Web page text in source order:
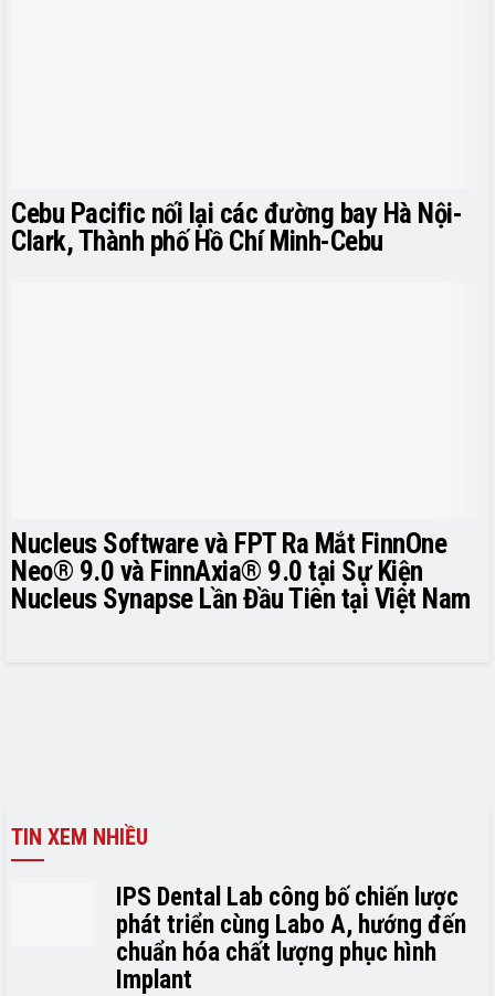
Cebu Pacific nối lại các đường bay Hà Nội-
Clark, Thành phố Hồ Chí Minh-Cebu
Nucleus Software và FPT Ra Mắt FinnOne
Neo® 9.0 và FinnAxia® 9.0 tại Sự Kiện
Nucleus Synapse Lần Đầu Tiên tại Việt Nam
TIN XEM NHIỀU
IPS Dental Lab công bố chiến lược
phát triển cùng Labo A, hướng đến
chuẩn hóa chất lượng phục hình
Implant